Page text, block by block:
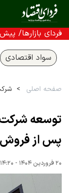
فردای بازارها/ پیش‌بینی ۷۶ خبره از
سواد اقتصادی
صفحه اصلی
توسعه
پس از فروش
۲۰ فروردین ۱۴۰۴ - ۱۴:۲۰